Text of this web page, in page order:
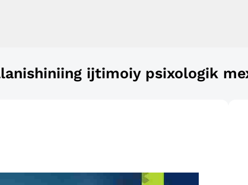
ijtimoiy psixologik